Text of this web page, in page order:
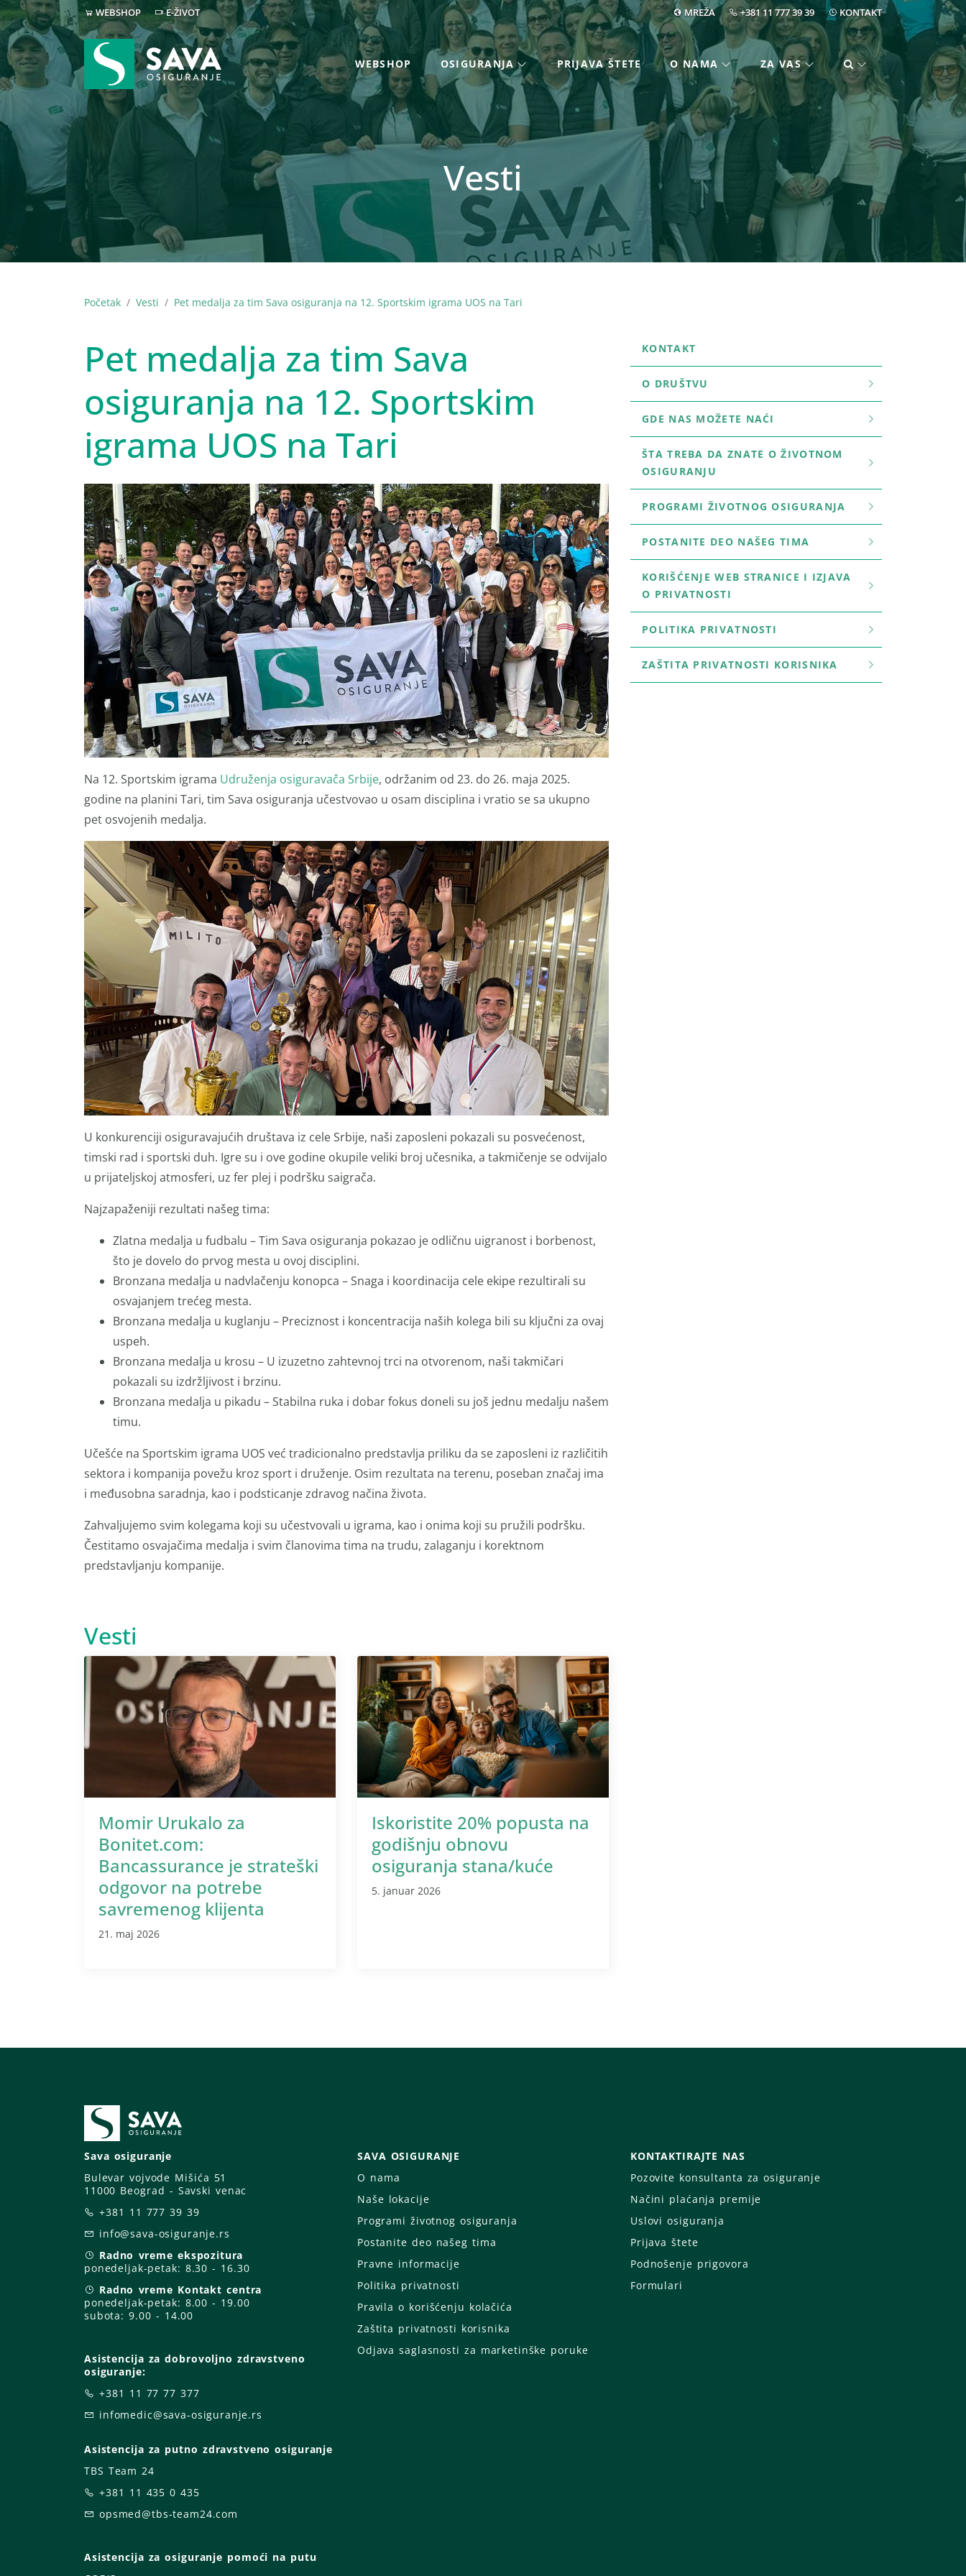
WEBSHOP E-ŽIVOT MREŽA +381 11 777 39 39 KONTAKT
WEBSHOP OSIGURANJA PRIJAVA ŠTETE O NAMA ZA VAS
Vesti
Početak Vesti Pet medalja za tim Sava osiguranja na 12. Sportskim igrama UOS na Tari
Pet medalja za tim Sava
osiguranja na 12. Sportskim
igrama UOS na Tari
Na 12. Sportskim igrama Udruženja osiguravača Srbije, održanim od 23. do 26. maja 2025.
godine na planini Tari, tim Sava osiguranja učestvovao u osam disciplina i vratio se sa ukupno
pet osvojenih medalja.
U konkurenciji osiguravajućih društava iz cele Srbije, naši zaposleni pokazali su posvećenost,
timski rad i sportski duh. Igre su i ove godine okupile veliki broj učesnika, a takmičenje se odvijalo
u prijateljskoj atmosferi, uz fer plej i podršku saigrača.
Najzapaženiji rezultati našeg tima:
Zlatna medalja u fudbalu – Tim Sava osiguranja pokazao je odličnu uigranost i borbenost,
što je dovelo do prvog mesta u ovoj disciplini.
Bronzana medalja u nadvlačenju konopca – Snaga i koordinacija cele ekipe rezultirali su
osvajanjem trećeg mesta.
Bronzana medalja u kuglanju – Preciznost i koncentracija naših kolega bili su ključni za ovaj
uspeh.
Bronzana medalja u krosu – U izuzetno zahtevnoj trci na otvorenom, naši takmičari
pokazali su izdržljivost i brzinu.
Bronzana medalja u pikadu – Stabilna ruka i dobar fokus doneli su još jednu medalju našem
timu.
Učešće na Sportskim igrama UOS već tradicionalno predstavlja priliku da se zaposleni iz različitih
sektora i kompanija povežu kroz sport i druženje. Osim rezultata na terenu, poseban značaj ima
i međusobna saradnja, kao i podsticanje zdravog načina života.
Zahvaljujemo svim kolegama koji su učestvovali u igrama, kao i onima koji su pružili podršku.
Čestitamo osvajačima medalja i svim članovima tima na trudu, zalaganju i korektnom
predstavljanju kompanije.
Vesti
Momir Urukalo za
Bonitet.com:
Bancassurance je strateški
odgovor na potrebe
savremenog klijenta
21. maj 2026
Iskoristite 20% popusta na
godišnju obnovu
osiguranja stana/kuće
5. januar 2026
KONTAKT
O DRUŠTVU
GDE NAS MOŽETE NAĆI
ŠTA TREBA DA ZNATE O ŽIVOTNOM
OSIGURANJU
PROGRAMI ŽIVOTNOG OSIGURANJA
POSTANITE DEO NAŠEG TIMA
KORIŠĆENJE WEB STRANICE I IZJAVA
O PRIVATNOSTI
POLITIKA PRIVATNOSTI
ZAŠTITA PRIVATNOSTI KORISNIKA
Sava osiguranje
Bulevar vojvode Mišića 51
11000 Beograd - Savski venac
+381 11 777 39 39
info@sava-osiguranje.rs
Radno vreme ekspozitura
ponedeljak-petak: 8.30 - 16.30
Radno vreme Kontakt centra
ponedeljak-petak: 8.00 - 19.00
subota: 9.00 - 14.00
Asistencija za dobrovoljno zdravstveno
osiguranje:
+381 11 77 77 377
infomedic@sava-osiguranje.rs
Asistencija za putno zdravstveno osiguranje
TBS Team 24
+381 11 435 0 435
opsmed@tbs-team24.com
Asistencija za osiguranje pomoći na putu
SAVA OSIGURANJE
O nama
Naše lokacije
Programi životnog osiguranja
Postanite deo našeg tima
Pravne informacije
Politika privatnosti
Pravila o korišćenju kolačića
Zaštita privatnosti korisnika
Odjava saglasnosti za marketinške poruke
KONTAKTIRAJTE NAS
Pozovite konsultanta za osiguranje
Načini plaćanja premije
Uslovi osiguranja
Prijava štete
Podnošenje prigovora
Formulari